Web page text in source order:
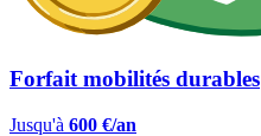
Forfait mobilités durables
Jusqu'à 600 €/an